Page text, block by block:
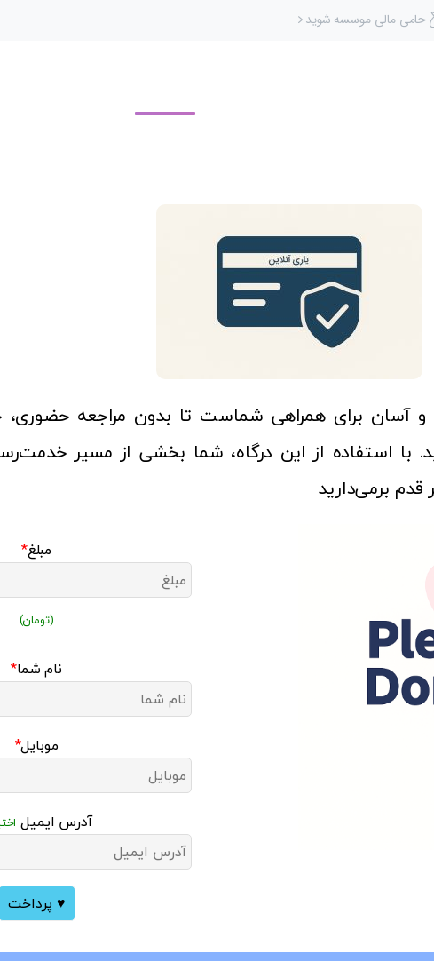
حامی مالی موسسه شوید
و آسان برای همراهی شماست تا بدون مراجعه
با استفاده از این درگاه، شما بخشی از مسیر
برمی‌دارید
مبلغ*
(تومان)
نام شما*
موبایل*
آدرس ایمیل
♥ پرداخت